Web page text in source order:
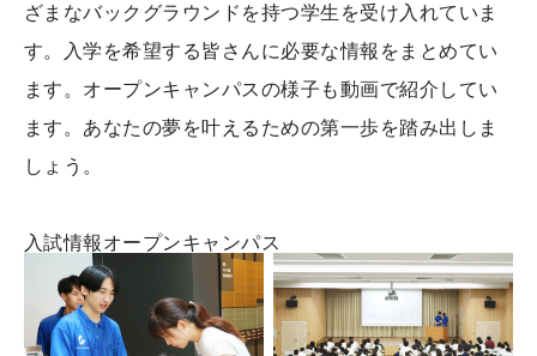
ざまなバックグラウンドを持つ学生を受け入れていま
す。入学を希望する皆さんに必要な情報をまとめてい
ます。オープンキャンパスの様子も動画で紹介してい
ます。あなたの夢を叶えるための第一歩を踏み出しま
しょう。
入試情報 オープンキャンパス